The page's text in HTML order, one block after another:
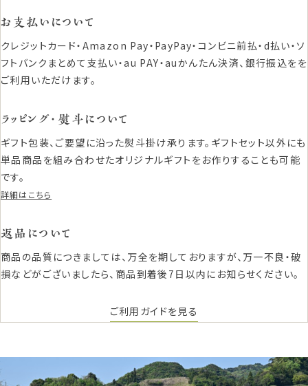
お支払いについて
クレジットカード・Amazon Pay・PayPay・コンビニ前払・d払い・ソ
フトバンクまとめて支払い・au PAY・auかんたん決済、銀行振込をを
ご利用いただけます。
ラッピング・熨斗について
ギフト包装、ご要望に沿った熨斗掛け承ります。ギフトセット以外にも
単品商品を組み合わせたオリジナルギフトをお作りすることも可能
です。
詳細はこちら
返品について
商品の品質につきましては、万全を期しておりますが、万一不良・破
損などがございましたら、商品到着後7日以内にお知らせください。
ご利用ガイドを見る